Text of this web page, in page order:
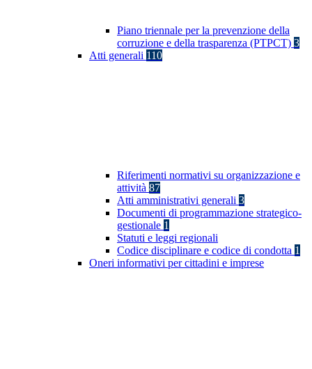
Piano triennale per la prevenzione della
corruzione e della trasparenza (PTPCT) 3
Atti generali 110
Riferimenti normativi su organizzazione e
attività 87
Atti amministrativi generali 3
Documenti di programmazione strategico-
gestionale 1
Statuti e leggi regionali
Codice disciplinare e codice di condotta 1
Oneri informativi per cittadini e imprese